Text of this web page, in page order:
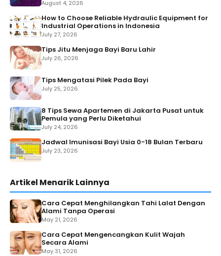
August 4, 2026
How to Choose Reliable Hydraulic Equipment for
Industrial Operations in Indonesia
July 27, 2026
Tips Jitu Menjaga Bayi Baru Lahir
July 26, 2026
Tips Mengatasi Pilek Pada Bayi
July 25, 2026
8 Tips Sewa Apartemen di Jakarta Pusat untuk
Pemula yang Perlu Diketahui
July 24, 2026
Jadwal Imunisasi Bayi Usia 0-18 Bulan Terbaru
July 23, 2026
Artikel Menarik Lainnya
Cara Cepat Menghilangkan Tahi Lalat Dengan
Alami Tanpa Operasi
May 21, 2026
Cara Cepat Mengencangkan Kulit Wajah
Secara Alami
May 31, 2026